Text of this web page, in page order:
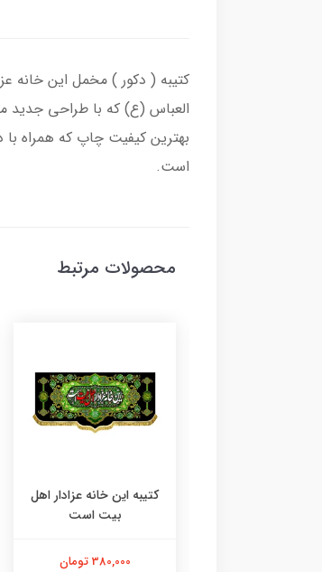
کتیبه ( دکور ) مخمل این خانه
العباس (ع) که با طراحی جدید
بهترین کیفیت چاپ که همراه
است.
محصولات مرتبط
کتیبه این خانه عزادار اهل
بیت است
380,000 تومان